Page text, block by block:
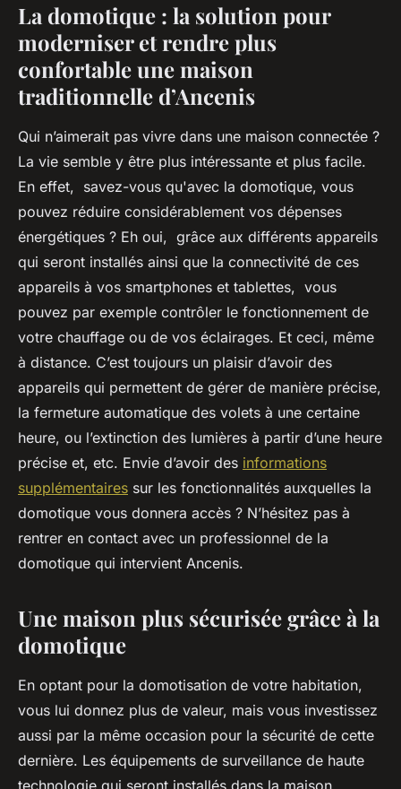
La domotique : la solution pour
moderniser et rendre plus
confortable une maison
traditionnelle d’Ancenis
Qui n’aimerait pas vivre dans une maison connectée ?
La vie semble y être plus intéressante et plus facile.
En effet, savez-vous qu'avec la domotique, vous
pouvez réduire considérablement vos dépenses
énergétiques ? Eh oui, grâce aux différents appareils
qui seront installés ainsi que la connectivité de ces
appareils à vos smartphones et tablettes, vous
pouvez par exemple contrôler le fonctionnement de
votre chauffage ou de vos éclairages. Et ceci, même
à distance. C’est toujours un plaisir d’avoir des
appareils qui permettent de gérer de manière précise,
la fermeture automatique des volets à une certaine
heure, ou l’extinction des lumières à partir d’une heure
précise et, etc. Envie d’avoir des informations
supplémentaires sur les fonctionnalités auxquelles la
domotique vous donnera accès ? N’hésitez pas à
rentrer en contact avec un professionnel de la
domotique qui intervient Ancenis.
Une maison plus sécurisée grâce à la
domotique
En optant pour la domotisation de votre habitation,
vous lui donnez plus de valeur, mais vous investissez
aussi par la même occasion pour la sécurité de cette
dernière. Les équipements de surveillance de haute